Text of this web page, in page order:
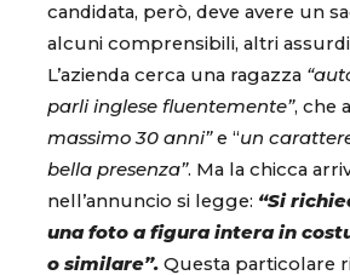
candidata, però, deve avere un
alcuni comprensibili, altri
L’azienda cerca una ragazza
parli inglese fluentemente”, che
massimo 30 anni”e “un
bella presenza”. Ma la chicca
nell’annuncio si legge: “Si
una foto a figura intera in
o similare”. Questa particolare